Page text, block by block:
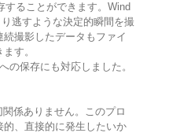
することができます。Wind
逃すような決定的瞬間を撮
撮影したデータもファイ
す。
の保存にも対応しました。
係ありません。このプロ
、直接的に発生したいか